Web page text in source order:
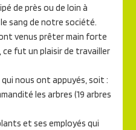
de près ou de loin à
sang de notre société.
venus prêter main forte
fut un plaisir de travailler
nous ont appuyés, soit :
les arbres (19 arbres
et ses employés qui